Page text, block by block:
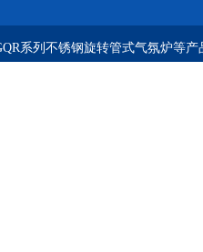
系列不锈钢旋转管式气氛炉等